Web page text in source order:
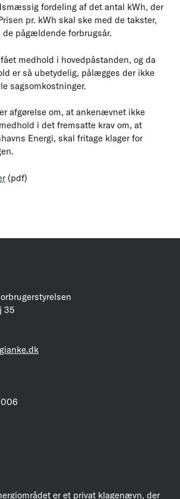
fordeling af det antal kWh, der
pr. kWh skal ske med de takster,
pågældende forbrugsår.
medhold i hovedpåstanden, og da
er så ubetydelig, pålægges der ikke
sagsomkostninger.
afgørelse om, at ankenævnet ikke
i det fremsatte krav om, at
Energi, skal fritage klager for
(pdf)
35
er et privat klagenævn, der